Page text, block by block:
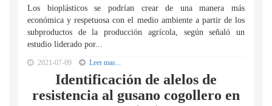
Los bioplásticos se podrían crear de una manera más
económica y respetuosa con el medio ambiente a partir de los
subproductos de la producción agrícola, según señaló un
estudio liderado por...
2021-07-09 Leer mas...
Identificación de alelos de
resistencia al gusano cogollero en